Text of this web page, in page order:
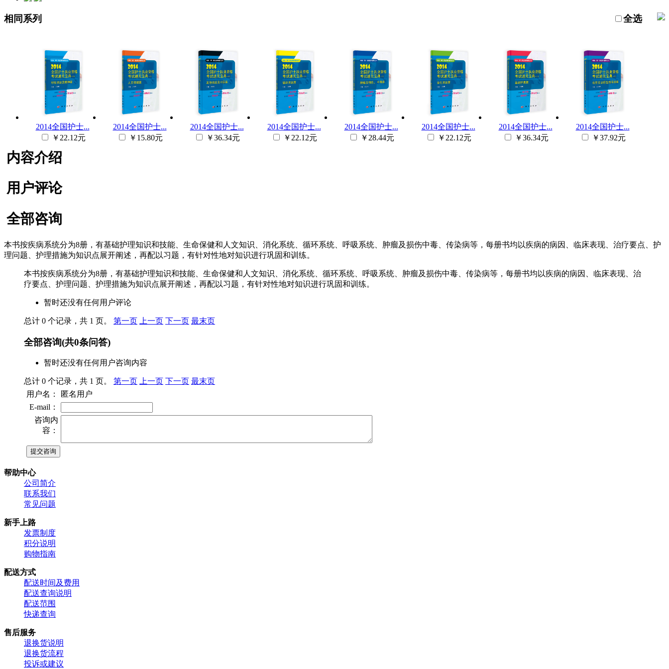
相同系列 全选
2014全国护士...
￥22.12元
2014全国护士...
￥15.80元
2014全国护士...
￥36.34元
2014全国护士...
￥22.12元
2014全国护士...
￥28.44元
2014全国护士...
￥22.12元
2014全国护士...
￥36.34元
2014全国护士...
￥37.92元
内容介绍
用户评论
全部咨询
本书按疾病系统分为8册，有基础护理知识和技能、生命保健和人文知识、消化系统、循环系统、呼吸系统、肿瘤及损伤中毒、传染病等，每册书均以疾病的病因、临床表现、治疗要点、护
理问题、护理措施为知识点展开阐述，再配以习题，有针对性地对知识进行巩固和训练。
本书按疾病系统分为8册，有基础护理知识和技能、生命保健和人文知识、消化系统、循环系统、呼吸系统、肿瘤及损伤中毒、传染病等，每册书均以疾病的病因、临床表现、治
疗要点、护理问题、护理措施为知识点展开阐述，再配以习题，有针对性地对知识进行巩固和训练。
暂时还没有任何用户评论
总计 0 个记录，共 1 页。 第一页 上一页 下一页 最末页
全部咨询(共0条问答)
暂时还没有任何用户咨询内容
总计 0 个记录，共 1 页。 第一页 上一页 下一页 最末页
用户名：
匿名用户
E-mail：
咨询内
容：
帮助中心
公司简介
联系我们
常见问题
新手上路
发票制度
积分说明
购物指南
配送方式
配送时间及费用
配送查询说明
配送范围
快递查询
售后服务
退换货说明
退换货流程
投诉或建议